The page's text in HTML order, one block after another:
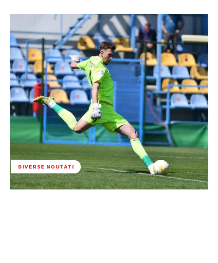
DIVERSE NOUTATI